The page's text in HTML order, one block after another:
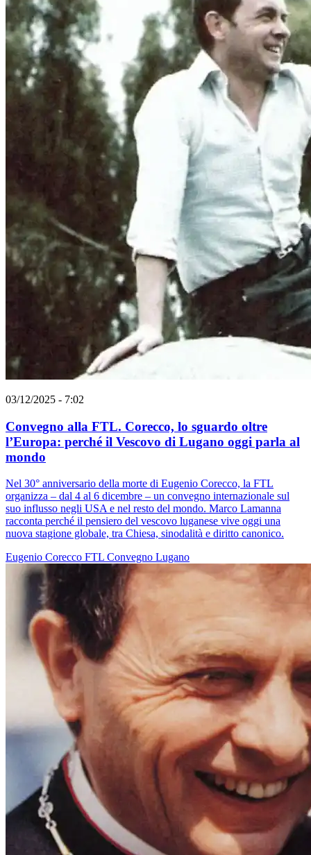
03/12/2025 - 7:02
Convegno alla FTL. Corecco, lo sguardo oltre
l’Europa: perché il Vescovo di Lugano oggi parla al
mondo
Nel 30° anniversario della morte di Eugenio Corecco, la FTL
organizza – dal 4 al 6 dicembre – un convegno internazionale sul
suo influsso negli USA e nel resto del mondo. Marco Lamanna
racconta perché il pensiero del vescovo luganese vive oggi una
nuova stagione globale, tra Chiesa, sinodalità e diritto canonico.
Eugenio Corecco FTL Convegno Lugano